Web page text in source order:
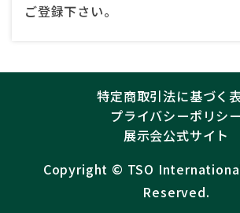
ご登録下さい。
特定商取引法に基づく
プライバシーポリシー
展示会公式サイト
Copyright ©︎ TSO
Reserved.